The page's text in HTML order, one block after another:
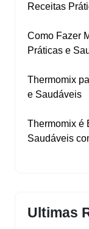
Receitas
Como Fazer
Práticas e
Thermomix
e Saudáveis
Thermomix é
Saudáveis
Ultimas